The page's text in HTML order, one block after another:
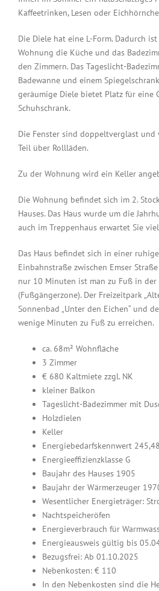
Kaffeetrinken, Lesen oder
Die Diele hat eine L-Form. Dadurch
Wohnung die Küche und das
den Zimmern. Das Tageslicht-
Badewanne und einem
geräumige Diele bietet Platz für eine
Schuhschrank.
Die Fenster sind doppeltverglast und
Teil über Rollläden.
Zu der Wohnung wird ein Keller
Die Wohnung befindet sich im 2.
Hauses. Das Haus wurde um die
auch im Treppenhaus erwartet Sie
Das Haus befindet sich in einer
Einbahnstraße zwischen Emser
nur 10 Minuten ist man zu Fuß in
(Fußgängerzone). Der Freizeitpark
Sonnenbad „Unter den Eichen“ und
wenige Minuten zu Fuß zu erreichen.
ca. 68m² Wohnfläche
3 Zimmer
€ 680 Kaltmiete zzgl. NK
kleiner Balkon
Tageslicht-Badezimmer mit
Holzdielen
Keller
Energiebedarfskennwert
Energieeffizienzklasse G
Baujahr des Hauses 1905
Baujahr der Wärmerzeuger
Wesentlicher Energieträger:
Nachtspeicheröfen
Energieverbrauch für
Energieausweis gültig bis
Bezugsfrei: Ab 01.10.2025
Nebenkosten: € 110
In den Nebenkosten sind die